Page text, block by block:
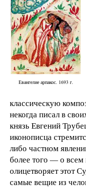
Евангелие арпакос. 1693 г.
классическую
некогда писал в
князь Евгений
иконописца
либо частном
более того — о
олицетворяет этот
самые вещие из